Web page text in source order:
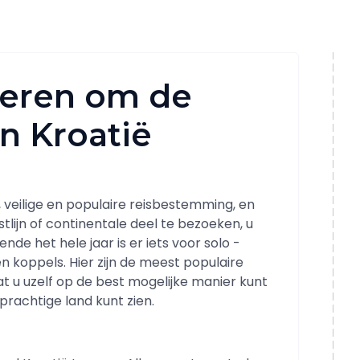
om de
Kroatië
en populaire reisbestemming, en
of continentale deel te bezoeken, u
het hele jaar is er iets voor solo -
koppels. Hier zijn de meest populaire
u uzelf op de best mogelijke manier kunt
land kunt zien.